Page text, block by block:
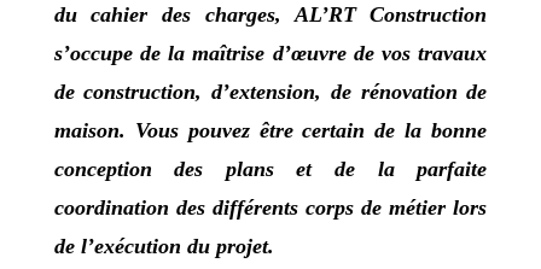
du cahier des charges, AL’RT Construction
s’occupe de la maîtrise d’œuvre de vos travaux
de construction, d’extension, de rénovation de
maison. Vous pouvez être certain de la bonne
conception des plans et de la parfaite
coordination des différents corps de métier lors
de l’exécution du projet.